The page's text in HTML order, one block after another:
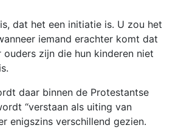
dat het een initiatie is. U zou het
iemand erachter komt dat
zijn die hun kinderen niet
daar binnen de Protestantse
“verstaan als uiting van
enigszins verschillend gezien.